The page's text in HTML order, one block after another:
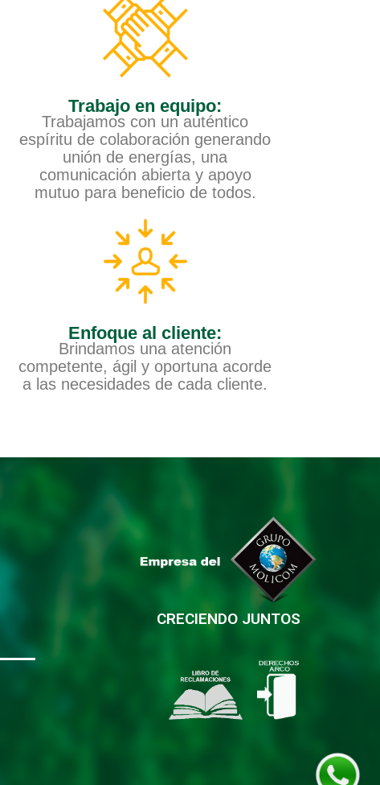
Trabajo en equipo:
Trabajamos con un auténtico
espíritu de colaboración generando
unión de energías, una
comunicación abierta y apoyo
mutuo para beneficio de todos.
Enfoque al cliente:
Brindamos una atención
competente, ágil y oportuna acorde
a las necesidades de cada cliente.
CRECIENDO JUNTOS